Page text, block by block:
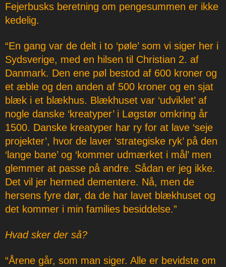
Fejerbusks beretning om pengesummen er ikke
kedelig.
“En gang var de delt i to ‘pøle’ som vi siger her i
Sydsverige, med en hilsen til Christian 2. af
Danmark. Den ene pøl bestod af 600 kroner og
et æble og den anden af 500 kroner og en sjat
blæk i et blækhus. Blækhuset var ‘udviklet’ af
nogle danske ‘kreatyper’ i Løgstør omkring år
1500. Danske kreatyper har ry for at lave ‘seje
projekter’, hvor de laver ‘strategiske ryk’ på den
‘lange bane’ og ‘kommer udmærket i mål’ men
glemmer at passe på andre. Sådan er jeg ikke.
Det vil jer hermed dementere. Nå, men de
hersens fyre dør, da de har lavet blækhuset og
det kommer i min families besiddelse.”
Hvad sker der så?
“Årene går, som man siger. Alle er bevidste om